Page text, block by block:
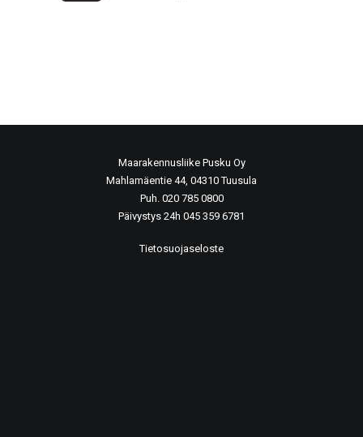
Maarakennusliike Pusku Oy
Mahlamäentie 44, 04310 Tuusula
Puh. 020 785 0800
Päivystys 24h 045 359 6781
Tietosuojaseloste